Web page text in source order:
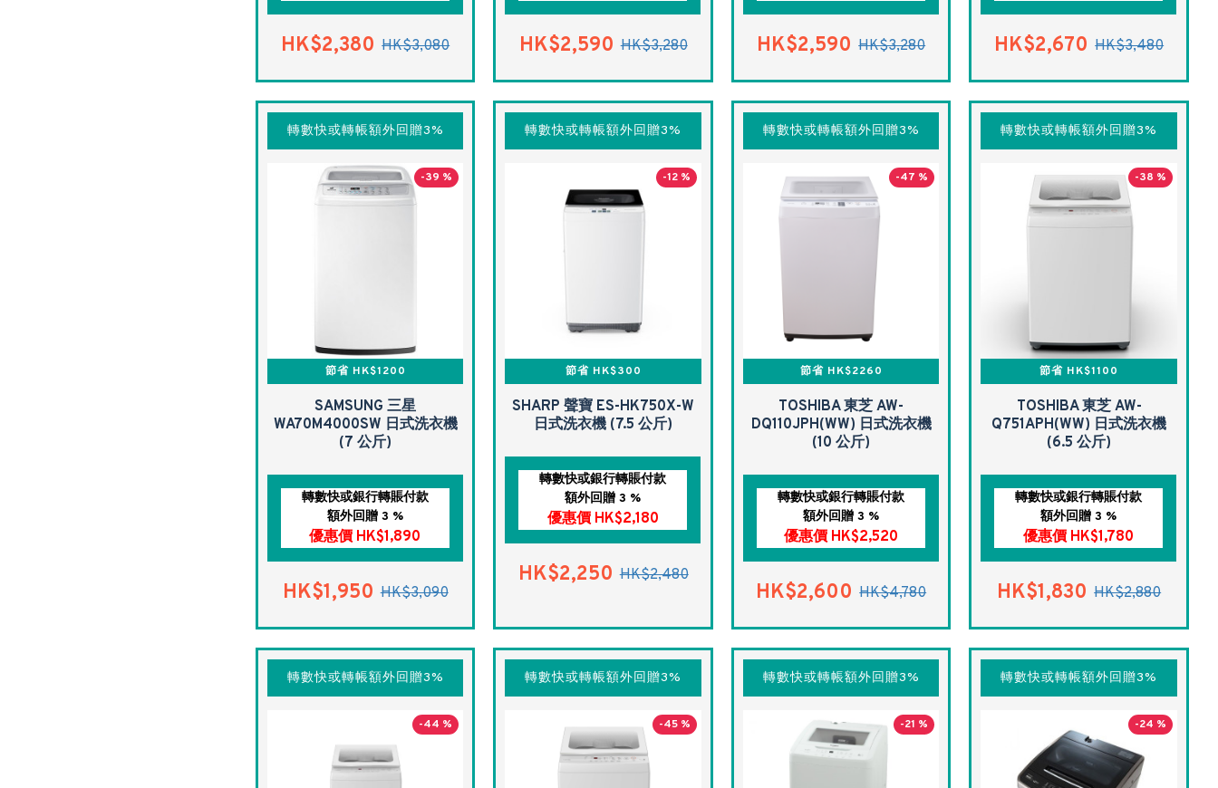
HK$2,380 HK$3,080 HK$2,590 HK$3,280 HK$2,590 HK$3,280 HK$2,670 HK$3,480
轉數快或轉帳額外回贈3%
-39 %
節省 HK$1200
SAMSUNG 三星
WA70M4000SW 日式洗衣機
(7 公斤)
轉數快或銀行轉賬付款
額外回贈 3 %
優惠價 HK$1,890
HK$1,950 HK$3,090
轉數快或轉帳額外回贈3%
-12 %
節省 HK$300
SHARP 聲寶 ES-HK750X-W
日式洗衣機 (7.5 公斤)
轉數快或銀行轉賬付款
額外回贈 3 %
優惠價 HK$2,180
HK$2,250 HK$2,480
轉數快或轉帳額外回贈3%
-47 %
節省 HK$2260
TOSHIBA 東芝 AW-
DQ110JPH(WW) 日式洗衣機
(10 公斤)
轉數快或銀行轉賬付款
額外回贈 3 %
優惠價 HK$2,520
HK$2,600 HK$4,780
轉數快或轉帳額外回贈3%
-38 %
節省 HK$1100
TOSHIBA 東芝 AW-
Q751APH(WW) 日式洗衣機
(6.5 公斤)
轉數快或銀行轉賬付款
額外回贈 3 %
優惠價 HK$1,780
HK$1,830 HK$2,880
轉數快或轉帳額外回贈3%
-44 %
轉數快或轉帳額外回贈3%
-45 %
轉數快或轉帳額外回贈3%
-21 %
轉數快或轉帳額外回贈3%
-24 %